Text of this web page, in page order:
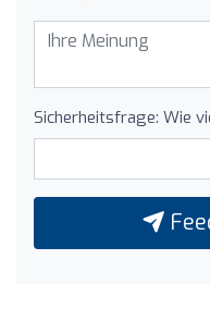
Sicherheitsfrage: Wie